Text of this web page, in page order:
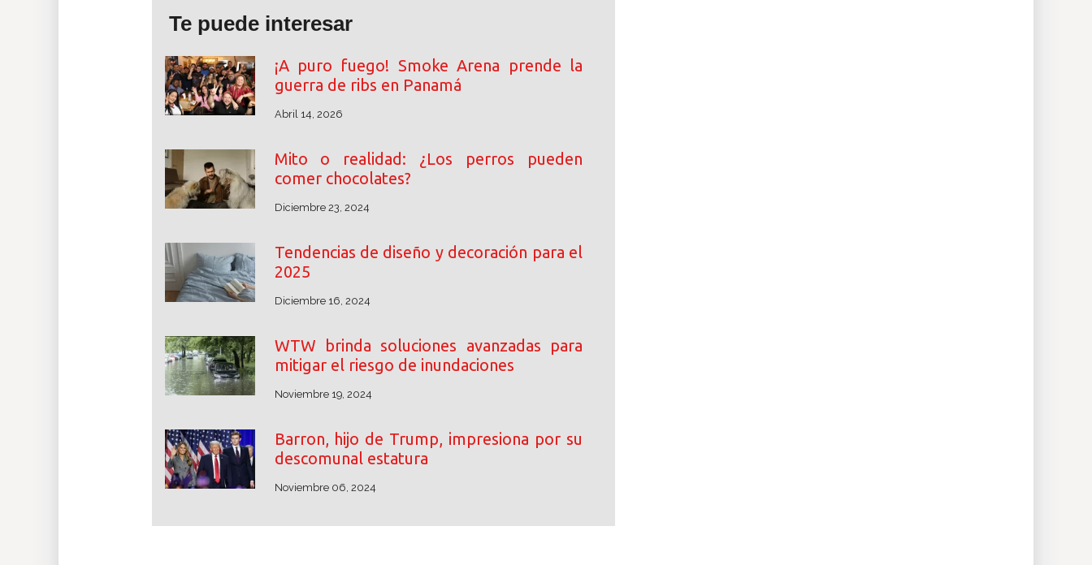
Te puede interesar
¡A puro fuego! Smoke Arena prende la
guerra de ribs en Panamá
Abril 14, 2026
Mito o realidad: ¿Los perros pueden
comer chocolates?
Diciembre 23, 2024
Tendencias de diseño y decoración para el
2025
Diciembre 16, 2024
WTW brinda soluciones avanzadas para
mitigar el riesgo de inundaciones
Noviembre 19, 2024
Barron, hijo de Trump, impresiona por su
descomunal estatura
Noviembre 06, 2024